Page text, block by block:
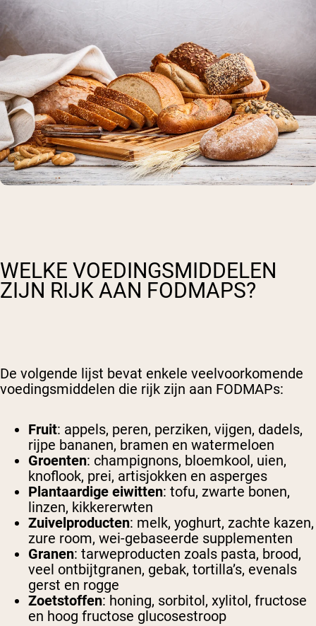
WELKE VOEDINGSMIDDELEN
ZIJN RIJK AAN FODMAPS?
De volgende lijst bevat enkele veelvoorkomende
voedingsmiddelen die rijk zijn aan FODMAPs:
Fruit: appels, peren, perziken, vijgen, dadels,
rijpe bananen, bramen en watermeloen
Groenten: champignons, bloemkool, uien,
knoflook, prei, artisjokken en asperges
Plantaardige eiwitten: tofu, zwarte bonen,
linzen, kikkererwten
Zuivelproducten: melk, yoghurt, zachte kazen,
zure room, wei-gebaseerde supplementen
Granen: tarweproducten zoals pasta, brood,
veel ontbijtgranen, gebak, tortilla’s, evenals
gerst en rogge
Zoetstoffen: honing, sorbitol, xylitol, fructose
en hoog fructose glucosestroop